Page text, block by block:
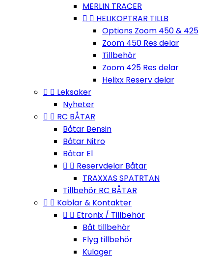
MERLIN TRACER
  HELIKOPTRAR TILLB
Options Zoom 450 & 425
Zoom 450 Res delar
Tillbehör
Zoom 425 Res delar
Helixx Reserv delar
  Leksaker
Nyheter
  RC BÅTAR
Båtar Bensin
Båtar Nitro
Båtar El
  Reservdelar Båtar
TRAXXAS SPATRTAN
Tillbehör RC BÅTAR
  Kablar & Kontakter
  Etronix / Tillbehör
Båt tillbehör
Flyg tillbehör
Kulager